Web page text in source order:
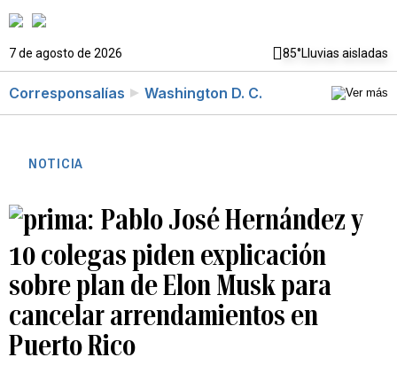
7 de agosto de 2026 85°Lluvias aisladas
Corresponsalías Washington D. C.
NOTICIA
Pablo José Hernández y
10 colegas piden explicación
sobre plan de Elon Musk para
cancelar arrendamientos en
Puerto Rico